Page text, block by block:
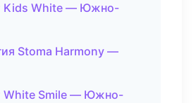
Kids White — Южно-
Stoma Harmony —
White Smile — Южно-